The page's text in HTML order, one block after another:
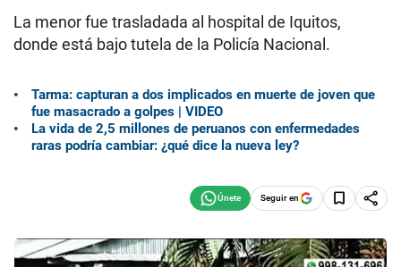
La menor fue trasladada al hospital de Iquitos,
donde está bajo tutela de la Policía Nacional.
Tarma: capturan a dos implicados en muerte de joven que
fue masacrado a golpes | VIDEO
La vida de 2,5 millones de peruanos con enfermedades
raras podría cambiar: ¿qué dice la nueva ley?
Seguir en